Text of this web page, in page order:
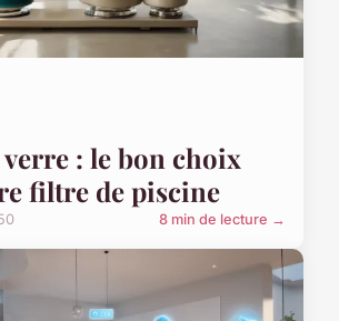
verre : le bon choix
filtre de piscine
8 min de lecture →